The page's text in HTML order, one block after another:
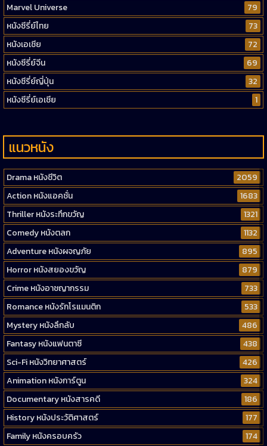
Marvel Universe
79
หนังซีรี่ย์ไทย
73
หนังเอเชีย
72
หนังซีรี่ย์จีน
69
หนังซีรี่ย์ญี่ปุ่น
32
หนังซีรี่ย์เอเชีย
1
แนวหนัง
Drama หนังชีวิต
2059
Action หนังแอคชั่น
1683
Thriller หนังระทึกขวัญ
1321
Comedy หนังตลก
1132
Adventure หนังผจญภัย
895
Horror หนังสยองขวัญ
879
Crime หนังอาชญากรรม
733
Romance หนังรักโรแมนติก
533
Mystery หนังลึกลับ
486
Fantasy หนังแฟนตาซี
438
Sci-Fi หนังวิทยาศาสตร์
426
Animation หนังการ์ตูน
324
Documentary หนังสารคดี
186
History หนังประวัติศาสตร์
177
Family หนังครอบครัว
174